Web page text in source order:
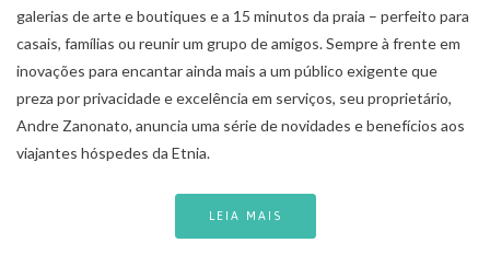
galerias de arte e boutiques e a 15 minutos da praia – perfeito para
casais, famílias ou reunir um grupo de amigos. Sempre à frente em
inovações para encantar ainda mais a um público exigente que
preza por privacidade e excelência em serviços, seu proprietário,
Andre Zanonato, anuncia uma série de novidades e benefícios aos
viajantes hóspedes da Etnia.
LEIA MAIS